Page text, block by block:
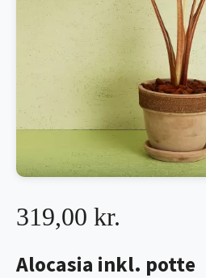
Alocasia inkl. potte
319,00 kr.